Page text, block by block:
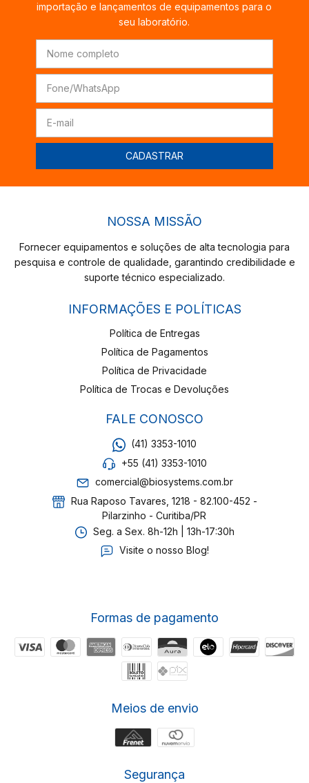
importação e lançamentos de equipamentos para o
seu laboratório.
NOSSA MISSÃO
Fornecer equipamentos e soluções de alta tecnologia para
pesquisa e controle de qualidade, garantindo credibilidade e
suporte técnico especializado.
INFORMAÇÕES E POLÍTICAS
Política de Entregas
Política de Pagamentos
Política de Privacidade
Política de Trocas e Devoluções
FALE CONOSCO
(41) 3353-1010
+55 (41) 3353-1010
comercial@biosystems.com.br
Rua Raposo Tavares, 1218 - 82.100-452 -
Pilarzinho - Curitiba/PR
Seg. a Sex. 8h-12h | 13h-17:30h
Visite o nosso Blog!
Formas de pagamento
Meios de envio
Segurança